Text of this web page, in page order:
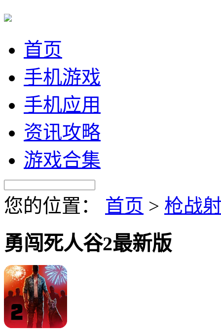
首页
手机游戏
手机应用
资讯攻略
游戏合集
您的位置： 首页 > 枪战
勇闯死人谷2最新版